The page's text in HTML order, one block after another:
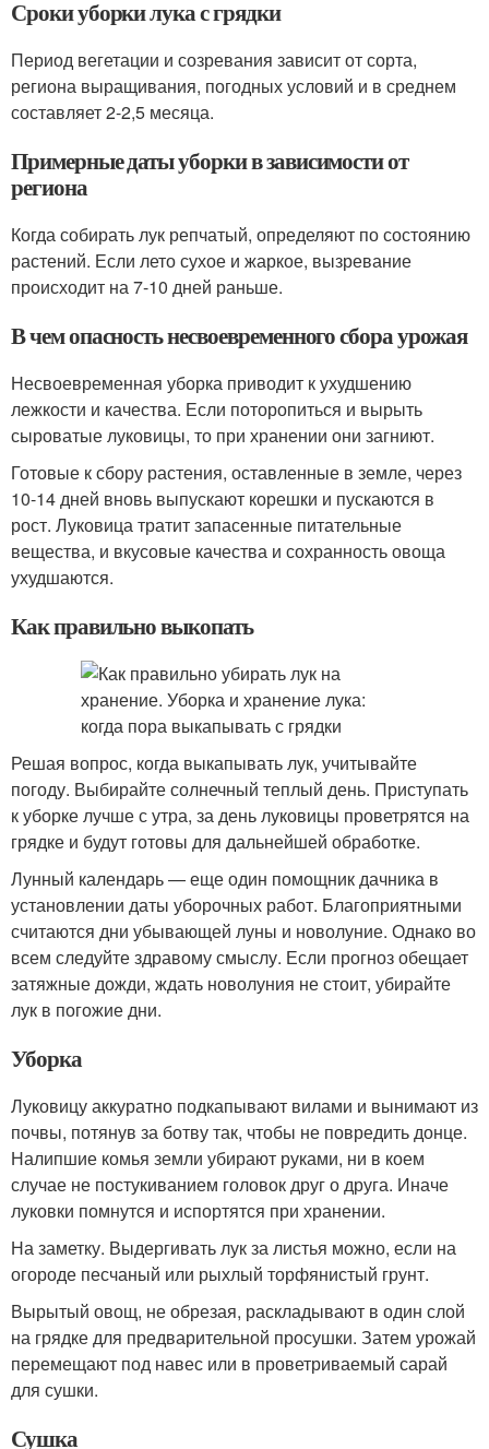
Сроки уборки лука с грядки
Период вегетации и созревания зависит от сорта,
региона выращивания, погодных условий и в среднем
составляет 2-2,5 месяца.
Примерные даты уборки в зависимости от
региона
Когда собирать лук репчатый, определяют по состоянию
растений. Если лето сухое и жаркое, вызревание
происходит на 7-10 дней раньше.
В чем опасность несвоевременного сбора урожая
Несвоевременная уборка приводит к ухудшению
лежкости и качества. Если поторопиться и вырыть
сыроватые луковицы, то при хранении они загниют.
Готовые к сбору растения, оставленные в земле, через
10-14 дней вновь выпускают корешки и пускаются в
рост. Луковица тратит запасенные питательные
вещества, и вкусовые качества и сохранность овоща
ухудшаются.
Как правильно выкопать
Решая вопрос, когда выкапывать лук, учитывайте
погоду. Выбирайте солнечный теплый день. Приступать
к уборке лучше с утра, за день луковицы проветрятся на
грядке и будут готовы для дальнейшей обработке.
Лунный календарь — еще один помощник дачника в
установлении даты уборочных работ. Благоприятными
считаются дни убывающей луны и новолуние. Однако во
всем следуйте здравому смыслу. Если прогноз обещает
затяжные дожди, ждать новолуния не стоит, убирайте
лук в погожие дни.
Уборка
Луковицу аккуратно подкапывают вилами и вынимают из
почвы, потянув за ботву так, чтобы не повредить донце.
Налипшие комья земли убирают руками, ни в коем
случае не постукиванием головок друг о друга. Иначе
луковки помнутся и испортятся при хранении.
На заметку. Выдергивать лук за листья можно, если на
огороде песчаный или рыхлый торфянистый грунт.
Вырытый овощ, не обрезая, раскладывают в один слой
на грядке для предварительной просушки. Затем урожай
перемещают под навес или в проветриваемый сарай
для сушки.
Сушка